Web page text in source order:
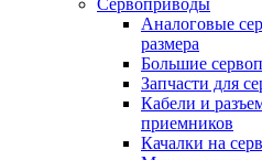
Сервоприводы
Аналоговые
размера
Большие
Запчасти для
Кабели и
приемников
Качалки на